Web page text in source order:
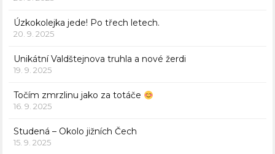
Úzkokolejka jede! Po třech letech.
20. 9. 2025
Unikátní Valdštejnova truhla a nové žerdi
19. 9. 2025
Točím zmrzlinu jako za totáče
16. 9. 2025
Studená – Okolo jižních Čech
15. 9. 2025